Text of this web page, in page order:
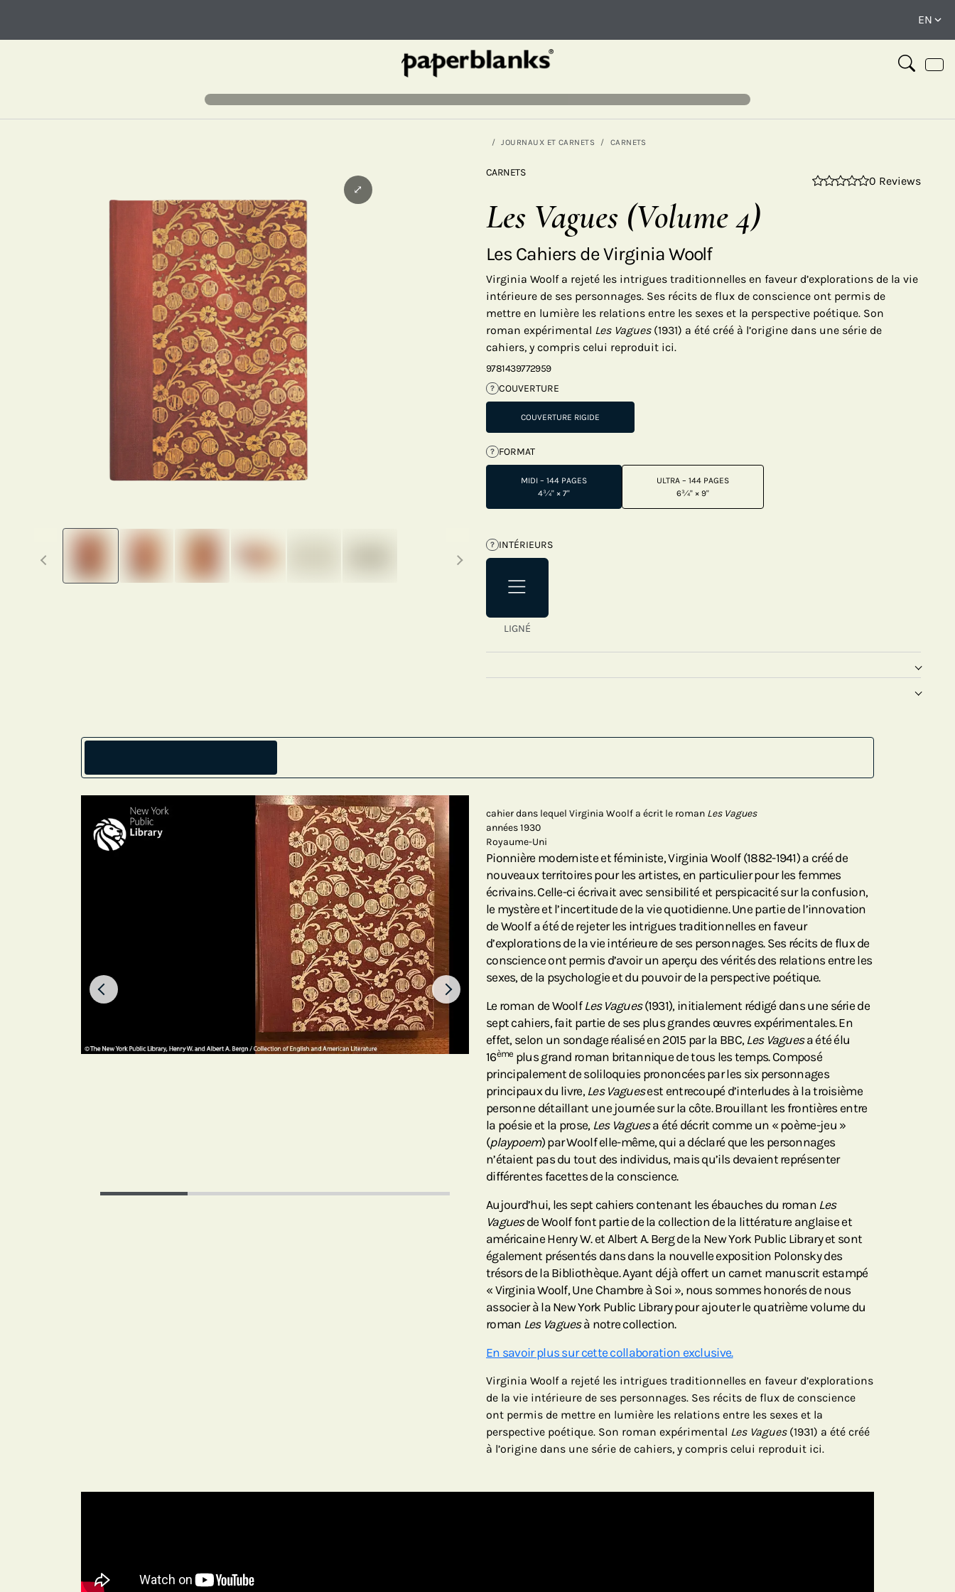
JOURNAUX ET CARNETS CARNETS
Previous thumbnails Next thumbnails
⤢
CARNETS
0 Reviews
Les Vagues (Volume 4)
Les Cahiers de Virginia Woolf
Virginia Woolf a rejeté les intrigues traditionnelles en faveur d’explorations de la vie
intérieure de ses personnages. Ses récits de flux de conscience ont permis de
mettre en lumière les relations entre les sexes et la perspective poétique. Son
roman expérimental Les Vagues(1931) a été créé à l’origine dans une série de
cahiers, y compris celui reproduit ici.
9781439772959
? COUVERTURE
COUVERTURE RIGIDE
? FORMAT
MIDI – 144 PAGES
4¾" × 7"
ULTRA – 144 PAGES
6¾" × 9"
? INTÉRIEURS
LIGNÉ
cahier dans lequel Virginia Woolf a écrit le roman Les Vagues
années 1930
Royaume-Uni
Pionnière moderniste et féministe, Virginia Woolf (1882-1941) a créé de
nouveaux territoires pour les artistes, en particulier pour les femmes
écrivains. Celle-ci écrivait avec sensibilité et perspicacité sur la confusion,
le mystère et l’incertitude de la vie quotidienne. Une partie de l’innovation
de Woolf a été de rejeter les intrigues traditionnelles en faveur
d’explorations de la vie intérieure de ses personnages. Ses récits de flux de
conscience ont permis d’avoir un aperçu des vérités des relations entre les
sexes, de la psychologie et du pouvoir de la perspective poétique.
Le roman de Woolf Les Vagues(1931), initialement rédigé dans une série de
sept cahiers, fait partie de ses plus grandes œuvres expérimentales. En
effet, selon un sondage réalisé en 2015 par la BBC, Les Vaguesa été élu
16ème plus grand roman britannique de tous les temps. Composé
principalement de soliloquies prononcées par les six personnages
principaux du livre, Les Vaguesest entrecoupé d’interludes à la troisième
personne détaillant une journée sur la côte. Brouillant les frontières entre
la poésie et la prose, Les Vaguesa été décrit comme un « poème-jeu »
(playpoem) par Woolf elle-même, qui a déclaré que les personnages
n’étaient pas du tout des individus, mais qu’ils devaient représenter
différentes facettes de la conscience.
Aujourd’hui, les sept cahiers contenant les ébauches du roman Les
Vaguesde Woolf font partie de la collection de la littérature anglaise et
américaine Henry W. et Albert A. Berg de la New York Public Library et sont
également présentés dans dans la nouvelle exposition Polonsky des
trésors de la Bibliothèque. Ayant déjà offert un carnet manuscrit estampé
« Virginia Woolf, Une Chambre à Soi », nous sommes honorés de nous
associer à la New York Public Library pour ajouter le quatrième volume du
roman Les Vaguesà notre collection.
En savoir plus sur cette collaboration exclusive.
Virginia Woolf a rejeté les intrigues traditionnelles en faveur d’explorations
de la vie intérieure de ses personnages. Ses récits de flux de conscience
ont permis de mettre en lumière les relations entre les sexes et la
perspective poétique. Son roman expérimental Les Vagues(1931) a été créé
à l’origine dans une série de cahiers, y compris celui reproduit ici.